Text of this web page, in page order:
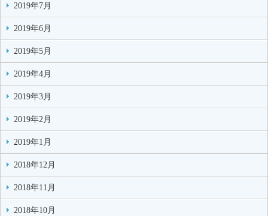
2019年7月
2019年6月
2019年5月
2019年4月
2019年3月
2019年2月
2019年1月
2018年12月
2018年11月
2018年10月